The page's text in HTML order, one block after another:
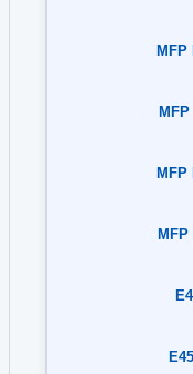
MFP
MFP
MFP